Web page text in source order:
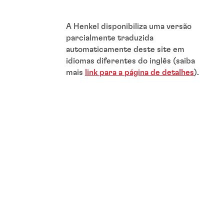
A Henkel disponibiliza uma versão
parcialmente traduzida
automaticamente deste site em
idiomas diferentes do inglês (saiba
mais
link para a página de detalhes).